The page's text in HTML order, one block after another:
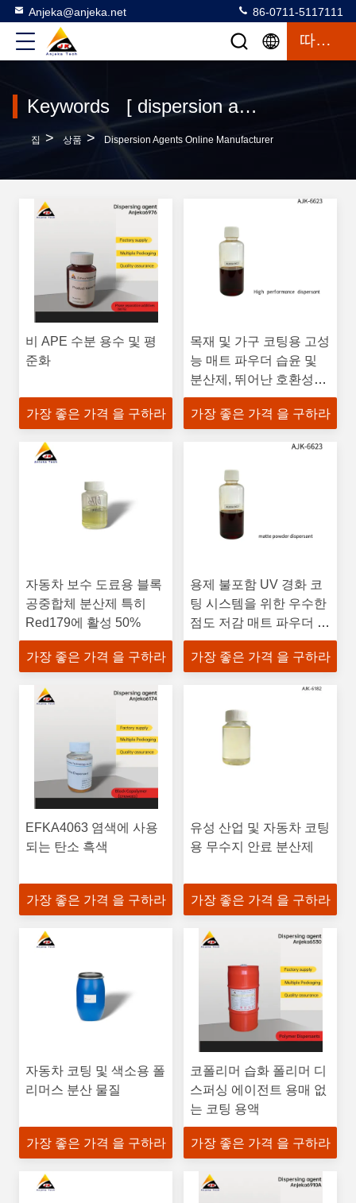
Anjeka@anjeka.net 86-0711-5117111
따옴표
Keywords [ dispersion agents ] Match 120 상품
집 > 상품 > Dispersion Agents Online Manufacturer
비 APE 수분 용수 및 평
준화
가장 좋은 가격 을 구하라
목재 및 가구 코팅용 고성
능 매트 파우더 습윤 및
분산제, 뛰어난 호환성
BYK2158
가장 좋은 가격 을 구하라
자동차 보수 도료용 블록
공중합체 분산제 특히
Red179에 활성 50%
가장 좋은 가격 을 구하라
용제 불포함 UV 경화 코
팅 시스템을 위한 우수한
점도 저감 매트 파우더 분
산제
가장 좋은 가격 을 구하라
EFKA4063 염색에 사용
되는 탄소 흑색
가장 좋은 가격 을 구하라
유성 산업 및 자동차 코팅
용 무수지 안료 분산제
가장 좋은 가격 을 구하라
자동차 코팅 및 색소용 폴
리머스 분산 물질
가장 좋은 가격 을 구하라
코폴리머 습화 폴리머 디
스퍼싱 에이전트 용매 없
는 코팅 용액
가장 좋은 가격 을 구하라